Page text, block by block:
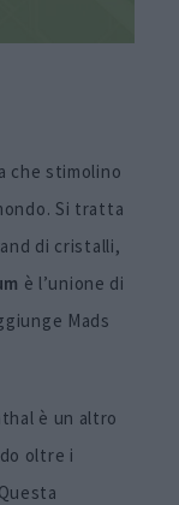
che stimolino
Si tratta
di cristalli,
è l’unione di
Mads
è un altro
oltre i